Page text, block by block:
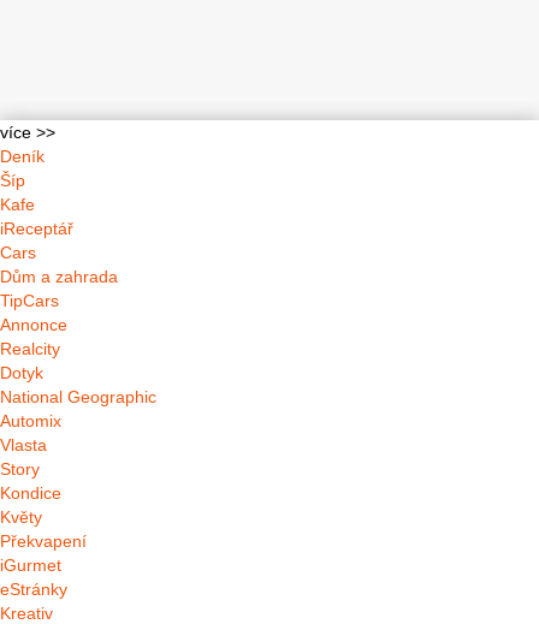
více >>
Deník
Šíp
Kafe
iReceptář
Cars
Dům a zahrada
TipCars
Annonce
Realcity
Dotyk
National Geographic
Automix
Vlasta
Story
Kondice
Květy
Překvapení
iGurmet
eStránky
Kreativ